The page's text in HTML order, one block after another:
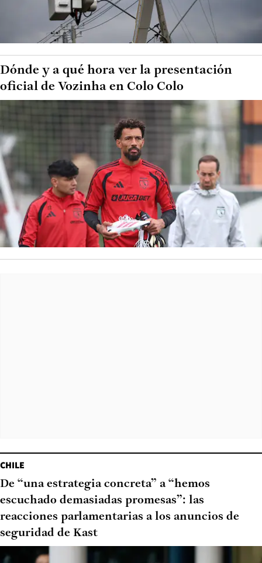
Dónde y a qué hora ver la presentación
oficial de Vozinha en Colo Colo
CHILE
De “una estrategia concreta” a “hemos
escuchado demasiadas promesas”: las
reacciones parlamentarias a los anuncios de
seguridad de Kast